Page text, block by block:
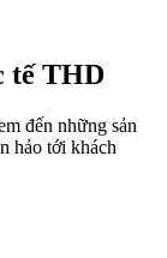
tế THD
đến những sản
hảo tới khách